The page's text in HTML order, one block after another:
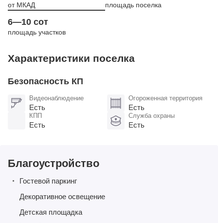
от МКАД площадь поселка
6—10 сот
площадь участков
Характеристики поселка
Безопасность КП
Видеонаблюдение
Есть
Огороженная территория
Есть
КПП
Есть
Служба охраны
Есть
Благоустройство
Гостевой паркинг
Декоративное освещение
Детская площадка